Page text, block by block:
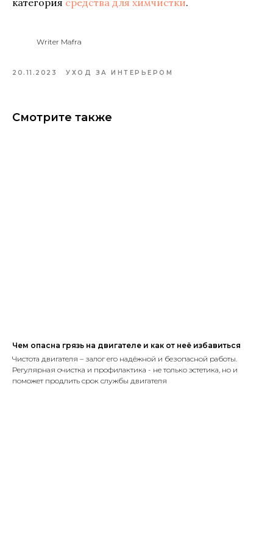
Writer Mafra
20.11.2023 УХОД ЗА ИНТЕРЬЕРОМ
Смотрите также
Чем опасна грязь на двигателе и как от неё избавиться
Чистота двигателя – залог его надёжной и безопасной работы.
Регулярная очистка и профилактика - не только эстетика, но и
поможет продлить срок службы двигателя